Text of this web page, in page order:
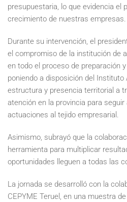
presupuestaria, lo que evidencia el
crecimiento de nuestras empresas.
Durante su intervención, el
el compromiso de la institución de
en todo el proceso de preparación
poniendo a disposición del Instituto
estructura y presencia territorial a
atención en la provincia para
actuaciones al tejido empresarial.
Asimismo, subrayó que la
herramienta para multiplicar
oportunidades lleguen a todas las
La jornada se desarrolló con la
CEPYME Teruel, en una muestra